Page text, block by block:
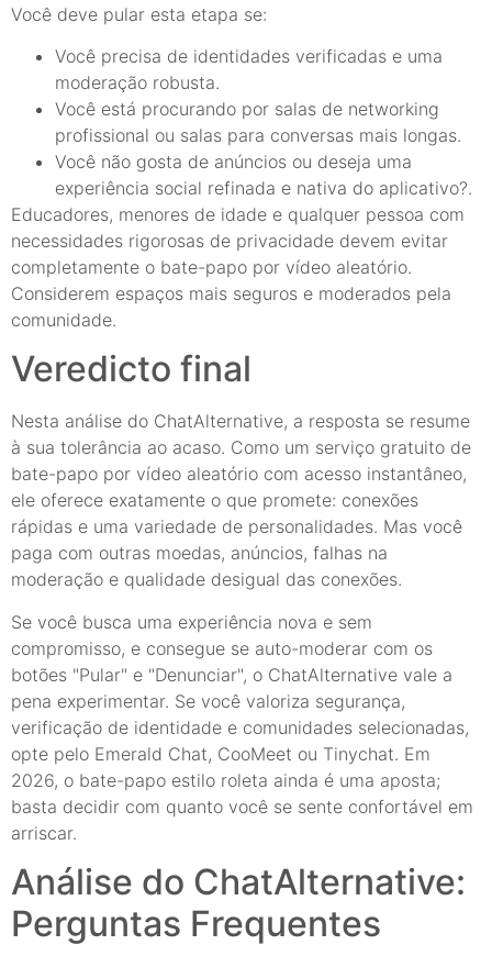
Você deve pular esta etapa se:
Você precisa de identidades verificadas e uma
moderação robusta.
Você está procurando por salas de networking
profissional ou salas para conversas mais longas.
Você não gosta de anúncios ou deseja uma
experiência social refinada e nativa do aplicativo?.
Educadores, menores de idade e qualquer pessoa com
necessidades rigorosas de privacidade devem evitar
completamente o bate-papo por vídeo aleatório.
Considerem espaços mais seguros e moderados pela
comunidade.
Veredicto final
Nesta análise do ChatAlternative, a resposta se resume
à sua tolerância ao acaso. Como um serviço gratuito de
bate-papo por vídeo aleatório com acesso instantâneo,
ele oferece exatamente o que promete: conexões
rápidas e uma variedade de personalidades. Mas você
paga com outras moedas, anúncios, falhas na
moderação e qualidade desigual das conexões.
Se você busca uma experiência nova e sem
compromisso, e consegue se auto-moderar com os
botões "Pular" e "Denunciar", o ChatAlternative vale a
pena experimentar. Se você valoriza segurança,
verificação de identidade e comunidades selecionadas,
opte pelo Emerald Chat, CooMeet ou Tinychat. Em
2026, o bate-papo estilo roleta ainda é uma aposta;
basta decidir com quanto você se sente confortável em
arriscar.
Análise do ChatAlternative:
Perguntas Frequentes